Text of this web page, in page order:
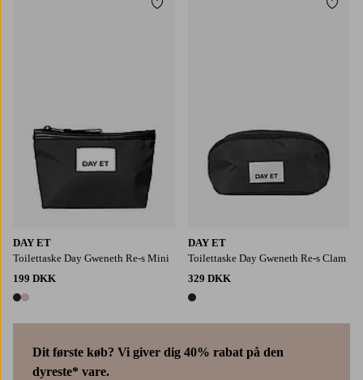
DAY ET
Toilettaske Day Gweneth Re-s Mini
199 DKK
2 farver
Tilføj til favoritter
Dit første køb? Vi giver dig 40% rabat på den
dyreste* vare.
DAY ET
Toilettaske Day Gweneth Re-s Clam
329 DKK
1 farve